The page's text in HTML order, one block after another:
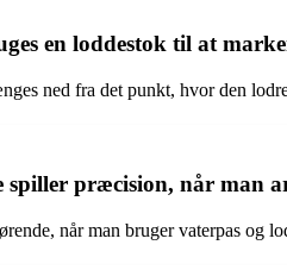
en loddestok til at
ned fra det punkt, hvor den
præcision, når man
når man bruger vaterpas og